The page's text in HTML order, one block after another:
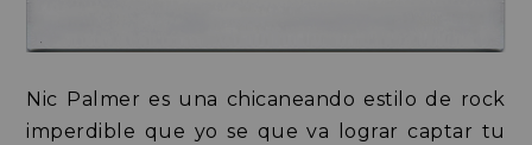
Nic Palmer es una chicaneando estilo de rock
imperdible que yo se que va lograr captar tu